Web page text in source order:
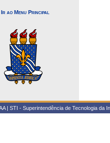
Ir ao Menu Principal
| STI - Superintendência de Tecnologia